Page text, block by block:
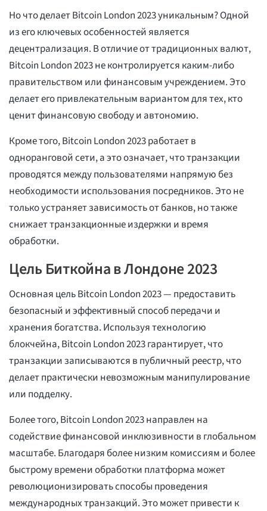
Но что делает Bitcoin London 2023 уникальным? Одной
из его ключевых особенностей является
децентрализация. В отличие от традиционных валют,
Bitcoin London 2023 не контролируется каким-либо
правительством или финансовым учреждением. Это
делает его привлекательным вариантом для тех, кто
ценит финансовую свободу и автономию.
Кроме того, Bitcoin London 2023 работает в
одноранговой сети, а это означает, что транзакции
проводятся между пользователями напрямую без
необходимости использования посредников. Это не
только устраняет зависимость от банков, но также
снижает транзакционные издержки и время
обработки.
Цель Биткойна в Лондоне 2023
Основная цель Bitcoin London 2023 — предоставить
безопасный и эффективный способ передачи и
хранения богатства. Используя технологию
блокчейна, Bitcoin London 2023 гарантирует, что
транзакции записываются в публичный реестр, что
делает практически невозможным манипулирование
или подделку.
Более того, Bitcoin London 2023 направлен на
содействие финансовой инклюзивности в глобальном
масштабе. Благодаря более низким комиссиям и более
быстрому времени обработки платформа может
революционизировать способы проведения
международных транзакций. Это может привести к